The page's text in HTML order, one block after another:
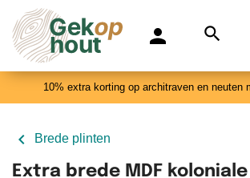
10% extra korting op architraven en neuten
person search
 Brede plinten
Extra brede MDF